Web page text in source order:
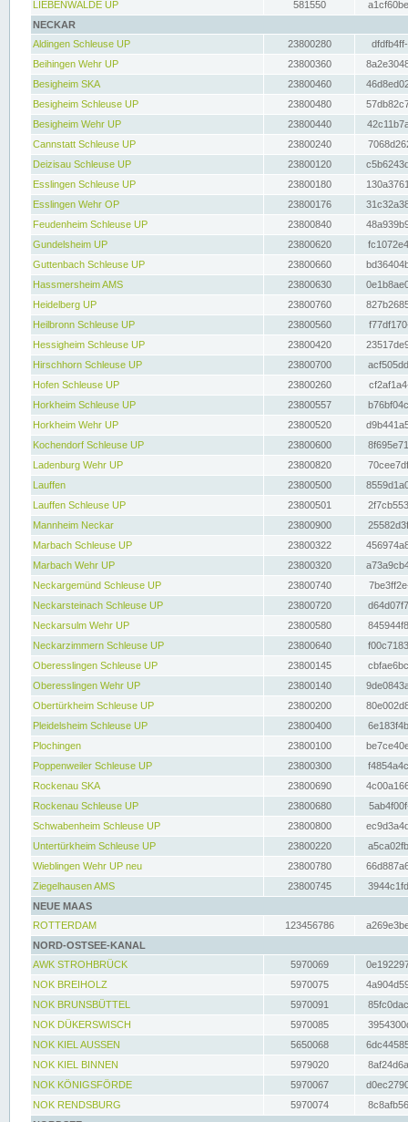
LIEBENWALDE UP
581550
NECKAR
Aldingen Schleuse UP
23800280
Beihingen Wehr UP
23800360
Besigheim SKA
23800460
Besigheim Schleuse UP
23800480
Besigheim Wehr UP
23800440
Cannstatt Schleuse UP
23800240
Deizisau Schleuse UP
23800120
Esslingen Schleuse UP
23800180
Esslingen Wehr OP
23800176
Feudenheim Schleuse UP
23800840
Gundelsheim UP
23800620
Guttenbach Schleuse UP
23800660
Hassmersheim AMS
23800630
Heidelberg UP
23800760
Heilbronn Schleuse UP
23800560
Hessigheim Schleuse UP
23800420
Hirschhorn Schleuse UP
23800700
Hofen Schleuse UP
23800260
Horkheim Schleuse UP
23800557
Horkheim Wehr UP
23800520
Kochendorf Schleuse UP
23800600
Ladenburg Wehr UP
23800820
Lauffen
23800500
Lauffen Schleuse UP
23800501
Mannheim Neckar
23800900
Marbach Schleuse UP
23800322
Marbach Wehr UP
23800320
Neckargemünd Schleuse UP
23800740
Neckarsteinach Schleuse UP
23800720
Neckarsulm Wehr UP
23800580
Neckarzimmern Schleuse UP
23800640
Oberesslingen Schleuse UP
23800145
Oberesslingen Wehr UP
23800140
Obertürkheim Schleuse UP
23800200
Pleidelsheim Schleuse UP
23800400
Plochingen
23800100
Poppenweiler Schleuse UP
23800300
Rockenau SKA
23800690
Rockenau Schleuse UP
23800680
Schwabenheim Schleuse UP
23800800
Untertürkheim Schleuse UP
23800220
Wieblingen Wehr UP neu
23800780
Ziegelhausen AMS
23800745
NEUE MAAS
ROTTERDAM
123456786
NORD-OSTSEE-KANAL
AWK STROHBRÜCK
5970069
NOK BREIHOLZ
5970075
NOK BRUNSBÜTTEL
5970091
NOK DÜKERSWISCH
5970085
NOK KIEL AUSSEN
5650068
NOK KIEL BINNEN
5979020
NOK KÖNIGSFÖRDE
5970067
NOK RENDSBURG
5970074